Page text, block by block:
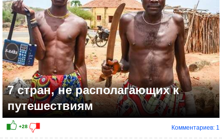
7 стран, не располагающих к
путешествиям
Комментариев: 1